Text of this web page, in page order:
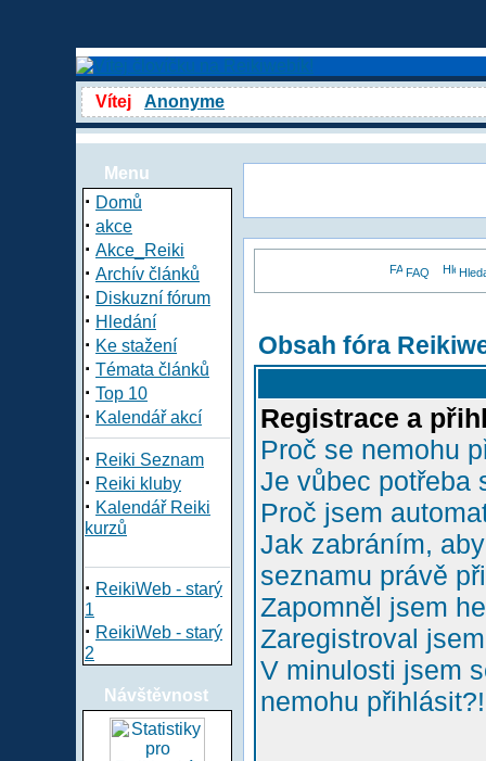
Vítej Anonyme
Menu
· Domů
· akce
· Akce_Reiki
· Archív článků
· Diskuzní fórum
· Hledání
· Ke stažení
· Témata článků
· Top 10
· Kalendář akcí
· Reiki Seznam
· Reiki kluby
· Kalendář Reiki
kurzů
· ReikiWeb - starý
1
· ReikiWeb - starý
2
Návštěvnost
FAQ
Obsah fóra
Registrace a
Proč se nemohu
Je vůbec potřeba
Proč jsem
Jak zabráním,
seznamu právě
Zapomněl jsem
Zaregistroval
V minulosti jsem
nemohu přihlásit?!